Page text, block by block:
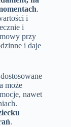
.
i
i
przy
i daje
może
nawet
.